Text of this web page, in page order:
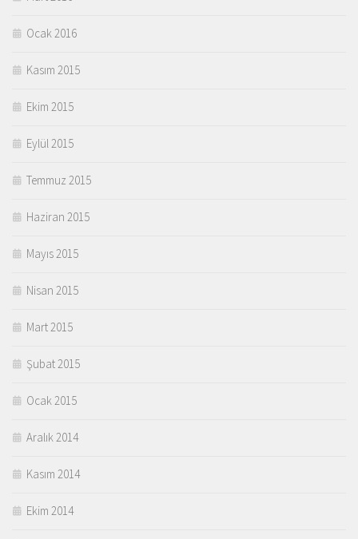
Ocak 2016
Kasım 2015
Ekim 2015
Eylül 2015
Temmuz 2015
Haziran 2015
Mayıs 2015
Nisan 2015
Mart 2015
Şubat 2015
Ocak 2015
Aralık 2014
Kasım 2014
Ekim 2014